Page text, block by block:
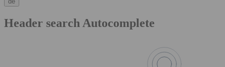
Header search Autocomplete